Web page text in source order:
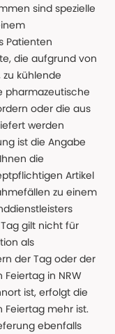
sind spezielle
Patienten
die aufgrund von
kühlende
pharmazeutische
oder die aus
werden
ist die Angabe
die
Artikel
zu einem
gilt nicht für
als
der Tag oder der
in NRW
ist, erfolgt die
Feiertag mehr ist.
ebenfalls